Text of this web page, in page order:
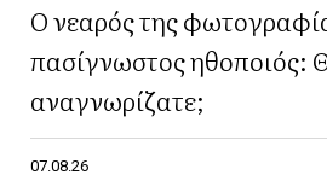
Ο νεαρός της
πασίγνωστος ηθοποιός:
αναγνωρίζατε;
07.08.26